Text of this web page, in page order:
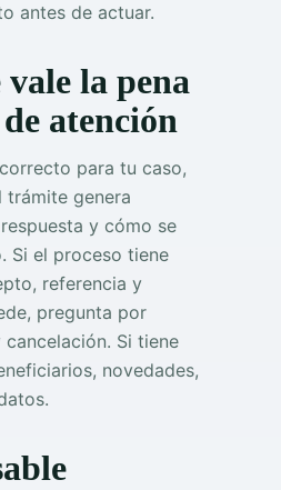
antes de actuar.
la pena
atención
para tu caso,
trámite genera
y cómo se
Si el proceso tiene
referencia y
pregunta por
Si tiene
novedades,